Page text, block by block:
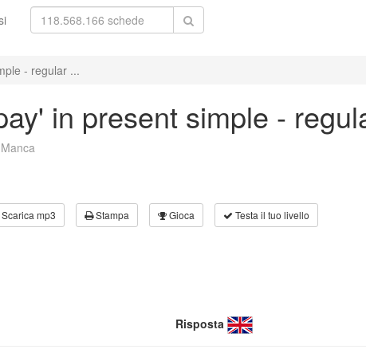
- regular ...
in present simple -
Manca
Scarica mp3 Stampa Gioca Testa il tuo livello
Risposta